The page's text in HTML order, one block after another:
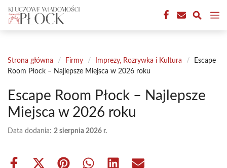
Przejdź
treści
Strona główna / Firmy / Imprezy, Rozrywka i Kultura /
Escape
Room Płock – Najlepsze Miejsca w 2026 roku
Escape Room Płock – Najlepsze
Miejsca w 2026 roku
Data dodania: 2 sierpnia 2026 r.